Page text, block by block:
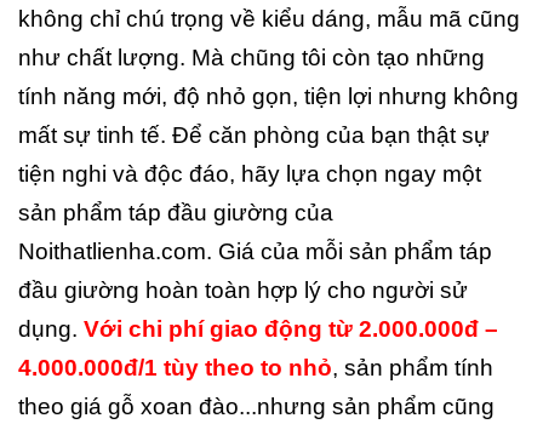
không chỉ chú trọng về kiểu dáng, mẫu mã cũng
như chất lượng. Mà chũng tôi còn tạo những
tính năng mới, độ nhỏ gọn, tiện lợi nhưng không
mất sự tinh tế. Để căn phòng của bạn thật sự
tiện nghi và độc đáo, hãy lựa chọn ngay một
sản phẩm táp đầu giường của
Noithatlienha.com. Giá của mỗi sản phẩm táp
đầu giường hoàn toàn hợp lý cho người sử
dụng. Với chi phí giao động từ 2.000.000đ –
4.000.000đ/1 tùy theo to nhỏ, sản phẩm tính
theo giá gỗ xoan đào...nhưng sản phẩm cũng